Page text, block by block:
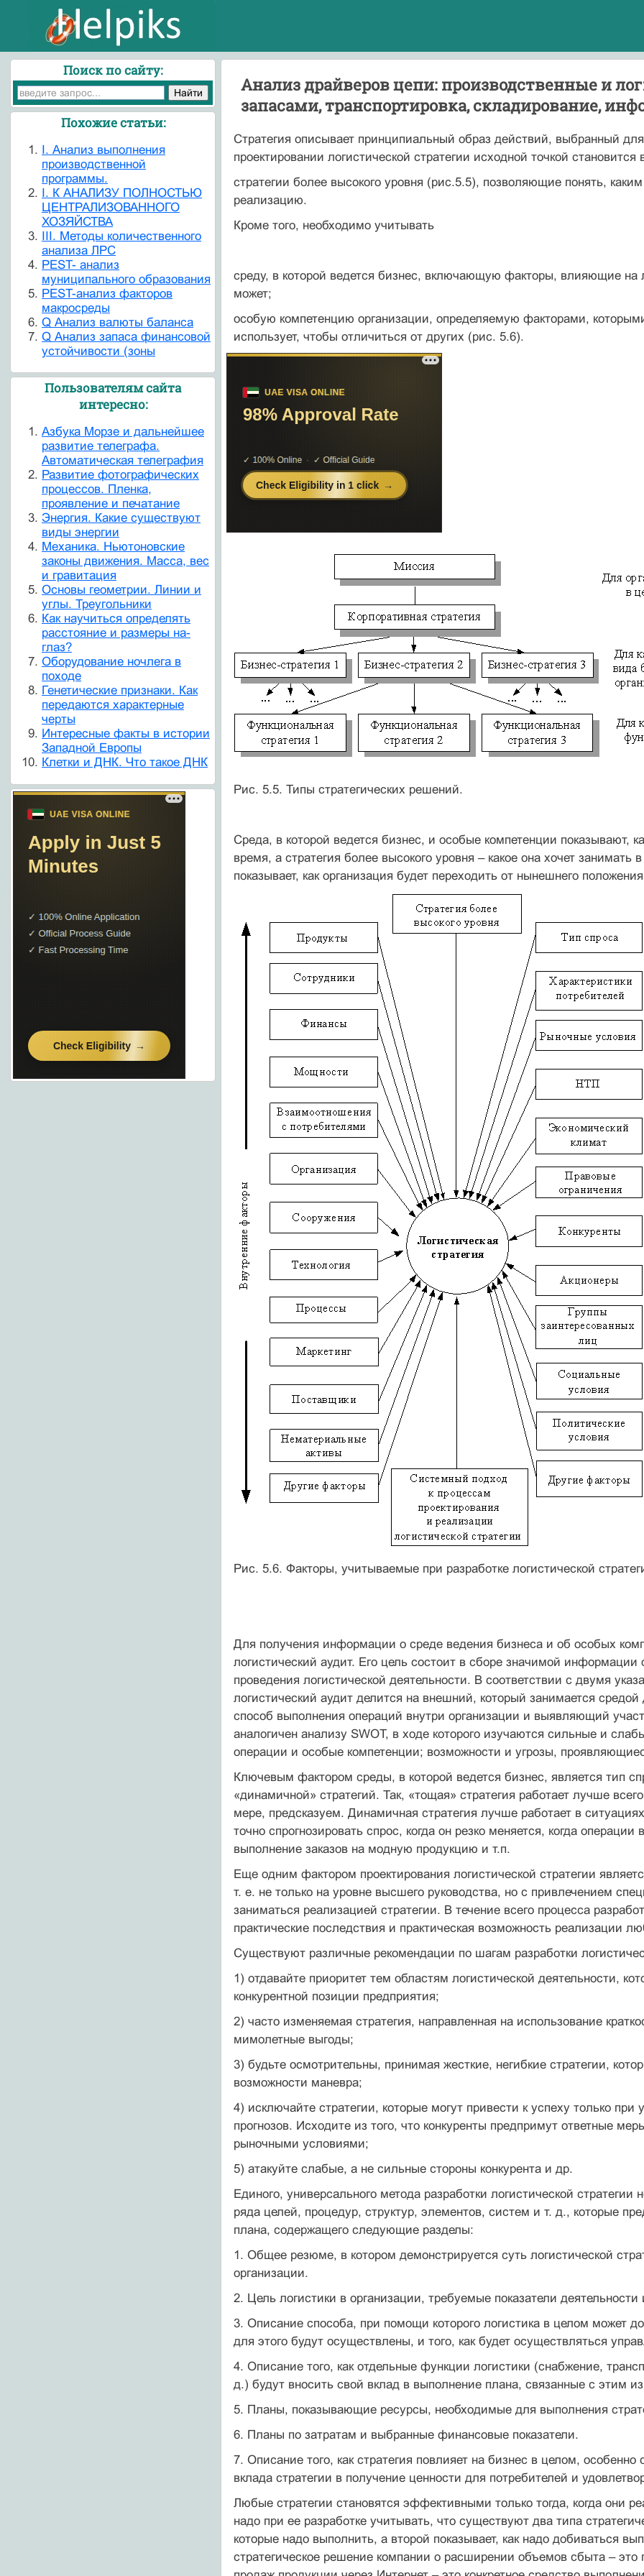
Анализ драйверов цепи: производственные и
запасами, транспортировка, складирование,
Стратегия описывает принципиальный образ действий, выбранный
проектировании логистической стратегии исходной точкой становится
стратегии более высокого уровня (рис.5.5), позволяющие понять,
реализацию.
Кроме того, необходимо учитывать
среду, в которой ведется бизнес, включающую факторы, влияющие на
может;
особую компетенцию организации, определяемую факторами,
использует, чтобы отличиться от других (рис. 5.6).
Рис. 5.5. Типы стратегических решений.
Среда, в которой ведется бизнес, и особые компетенции показывают,
время, а стратегия более высокого уровня – какое она хочет занимать
показывает, как организация будет переходить от нынешнего
Рис. 5.6. Факторы, учитываемые при разработке логистической
Для получения информации о среде ведения бизнеса и об особых
логистический аудит. Его цель состоит в сборе значимой
проведения логистической деятельности. В соответствии с двумя
логистический аудит делится на внешний, который занимается
способ выполнения операций внутри организации и выявляющий
аналогичен анализу SWOT, в ходе которого изучаются сильные и
операции и особые компетенции; возможности и угрозы,
Ключевым фактором среды, в которой ведется бизнес, является тип
«динамичной» стратегий. Так, «тощая» стратегия работает лучше
мере, предсказуем. Динамичная стратегия лучше работает в
точно спрогнозировать спрос, когда он резко меняется, когда
выполнение заказов на модную продукцию и т.п.
Еще одним фактором проектирования логистической стратегии
т. е. не только на уровне высшего руководства, но с привлечением
заниматься реализацией стратегии. В течение всего процесса
практические последствия и практическая возможность реализации
Существуют различные рекомендации по шагам разработки
1) отдавайте приоритет тем областям логистической деятельности,
конкурентной позиции предприятия;
2) часто изменяемая стратегия, направленная на использование
мимолетные выгоды;
3) будьте осмотрительны, принимая жесткие, негибкие стратегии,
возможности маневра;
4) исключайте стратегии, которые могут привести к успеху только
прогнозов. Исходите из того, что конкуренты предпримут ответные
рыночными условиями;
5) атакуйте слабые, а не сильные стороны конкурента и др.
Единого, универсального метода разработки логистической стратегии
ряда целей, процедур, структур, элементов, систем и т. д., которые
плана, содержащего следующие разделы:
1. Общее резюме, в котором демонстрируется суть логистической
организации.
2. Цель логистики в организации, требуемые показатели
3. Описание способа, при помощи которого логистика в целом может
для этого будут осуществлены, и того, как будет осуществляться
4. Описание того, как отдельные функции логистики (снабжение,
д.) будут вносить свой вклад в выполнение плана, связанные с этим
5. Планы, показывающие ресурсы, необходимые для выполнения
6. Планы по затратам и выбранные финансовые показатели.
7. Описание того, как стратегия повлияет на бизнес в целом, особенно
вклада стратегии в получение ценности для потребителей и
Любые стратегии становятся эффективными только тогда, когда они
надо при ее разработке учитывать, что существуют два типа
которые надо выполнить, а второй показывает, как надо добиваться
стратегическое решение компании о расширении объемов сбыта – это
Поиск по сайту:
Похожие статьи:
I. Анализ выполнения
производственной
программы.
I. К АНАЛИЗУ ПОЛНОСТЬЮ
ЦЕНТРАЛИЗОВАННОГО
ХОЗЯЙСТВА
III. Методы количественного
анализа ЛРС
PEST- анализ
муниципального образования
PEST-анализ факторов
макросреды
Q Анализ валюты баланса
Q Анализ запаса финансовой
устойчивости (зоны
Пользователям сайта
интересно:
Азбука Морзе и дальнейшее
развитие телеграфа.
Автоматическая телеграфия
Развитие фотографических
процессов. Пленка,
проявление и печатание
Энергия. Какие существуют
виды энергии
Механика. Ньютоновские
законы движения. Масса, вес
и гравитация
Основы геометрии. Линии и
углы. Треугольники
Как научиться определять
расстояние и размеры на-
глаз?
Оборудование ночлега в
походе
Генетические признаки. Как
передаются характерные
черты
Интересные факты в истории
Западной Европы
Клетки и ДНК. Что такое ДНК